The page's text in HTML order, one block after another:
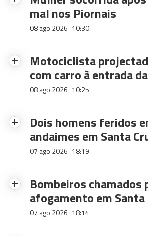
mal nos Piornais
08 ago 2026 10:30
Motociclista
com carro à entrada
08 ago 2026 10:25
Dois homens feridos
andaimes em Santa
07 ago 2026 18:19
Bombeiros chamados
afogamento em Santa
07 ago 2026 18:14